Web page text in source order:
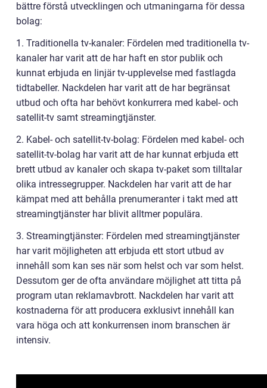
bättre förstå utvecklingen och utmaningarna för dessa
bolag:
1. Traditionella tv-kanaler: Fördelen med traditionella tv-
kanaler har varit att de har haft en stor publik och
kunnat erbjuda en linjär tv-upplevelse med fastlagda
tidtabeller. Nackdelen har varit att de har begränsat
utbud och ofta har behövt konkurrera med kabel- och
satellit-tv samt streamingtjänster.
2. Kabel- och satellit-tv-bolag: Fördelen med kabel- och
satellit-tv-bolag har varit att de har kunnat erbjuda ett
brett utbud av kanaler och skapa tv-paket som tilltalar
olika intressegrupper. Nackdelen har varit att de har
kämpat med att behålla prenumeranter i takt med att
streamingtjänster har blivit alltmer populära.
3. Streamingtjänster: Fördelen med streamingtjänster
har varit möjligheten att erbjuda ett stort utbud av
innehåll som kan ses när som helst och var som helst.
Dessutom ger de ofta användare möjlighet att titta på
program utan reklamavbrott. Nackdelen har varit att
kostnaderna för att producera exklusivt innehåll kan
vara höga och att konkurrensen inom branschen är
intensiv.